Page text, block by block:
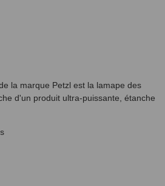
la marque Petzl est la lamape des
d'un produit ultra-puissante, étanche